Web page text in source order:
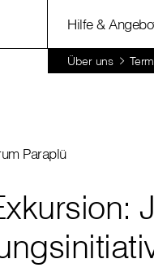
Hilfe &
Über uns
Paraplü